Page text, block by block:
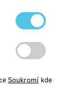
Soukromí kde